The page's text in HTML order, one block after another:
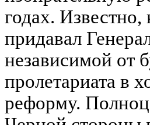
годах.
придавал
независимой от
пролетариата в
реформу.